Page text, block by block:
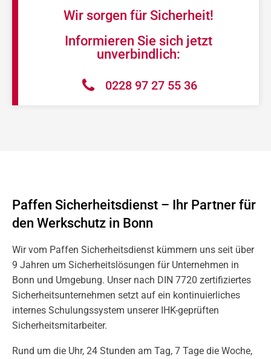
Wir sorgen für Sicherheit!
Informieren Sie sich jetzt
unverbindlich:
0228 97 27 55 36
Paffen Sicherheitsdienst – Ihr Partner für
den Werkschutz in Bonn
Wir vom Paffen Sicherheitsdienst kümmern uns seit über
9 Jahren um Sicherheitslösungen für Unternehmen in
Bonn und Umgebung. Unser nach DIN 7720 zertifiziertes
Sicherheitsunternehmen setzt auf ein kontinuierliches
internes Schulungssystem unserer IHK-geprüften
Sicherheitsmitarbeiter.
Rund um die Uhr, 24 Stunden am Tag, 7 Tage die Woche,